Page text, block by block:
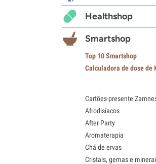
Healthshop
Smartshop
Top 10 Smartshop
Calculadora de dose de
Cartões-presente
Afrodisíacos
After Party
Aromaterapia
Chá de ervas
Cristais, gemas e